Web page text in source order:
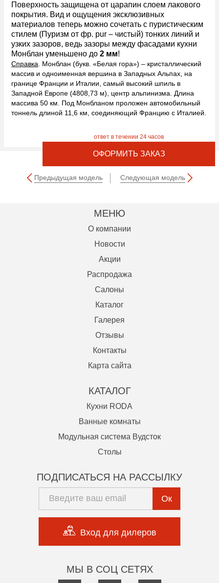
Поверхность защищена от царапин слоем лакового
покрытия. Вид и ощущения эксклюзивных
материалов теперь можно сочетать с пуристическим
стилем (Пуризм от фр. pur – чистый) тонких линий и
узких зазоров, ведь зазоры между фасадами кухни
Монблан уменьшено до 2 мм!
Справка . Монблан (букв. «Белая гора») – кристаллический
массив и одноименная вершина в Западных Альпах, на
границе Франции и Италии, самый высокий шпиль в
Западной Европе (4808,73 м), центр альпинизма. Длина
массива 50 км. Под Монбланом проложен автомобильный
тоннель длиной 11,6 км, соединяющий Францию ​​с Италией.
ОФОРМИТЬ ЗАКАЗ
Предыдущая модель Следующая модель
МЕНЮ
О компании
Новости
Акции
Распродажа
Салоны
Каталог
Галерея
Отзывы
Контакты
Карта сайта
КАТАЛОГ
Кухни RODA
Ванные комнаты
Модульная система Вудсток
Столы
ПОДПИСАТЬСЯ НА РАССЫЛКУ
Ок
Вход для дилеров
МЫ В СОЦ СЕТЯХ